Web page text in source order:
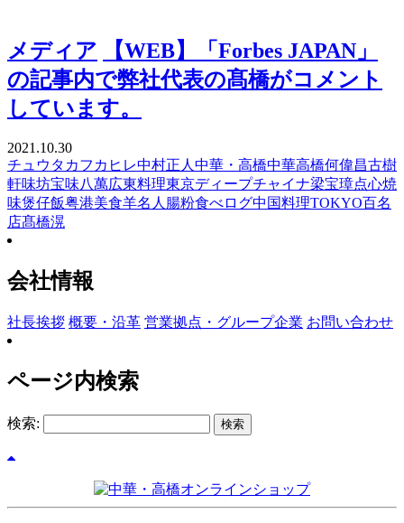
メディア
【WEB】「Forbes JAPAN」
の記事内で弊社代表の髙橋がコメント
しています。
2021.10.30
チュウタカフカヒレ中村正人中華・高橋中華高橋何偉昌古樹
軒味坊宝味八萬広東料理東京ディープチャイナ梁宝璋点心焼
味煲仔飯粤港美食羊名人腸粉食べログ中国料理TOKYO百名
店髙橋滉
会社情報
社長挨拶 概要・沿革 営業拠点・グループ企業 お問い合わせ
ページ内検索
検索: